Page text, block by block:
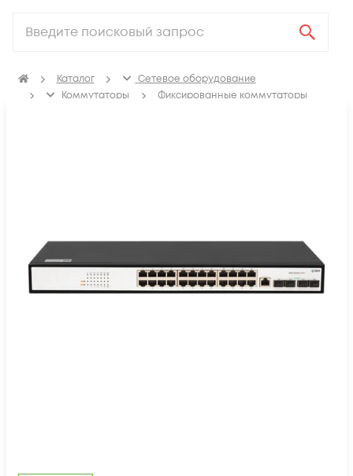
Каталог
Сетевое оборудование
Коммутаторы
Фиксированные коммутаторы